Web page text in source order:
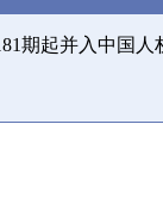
期起并入中国人